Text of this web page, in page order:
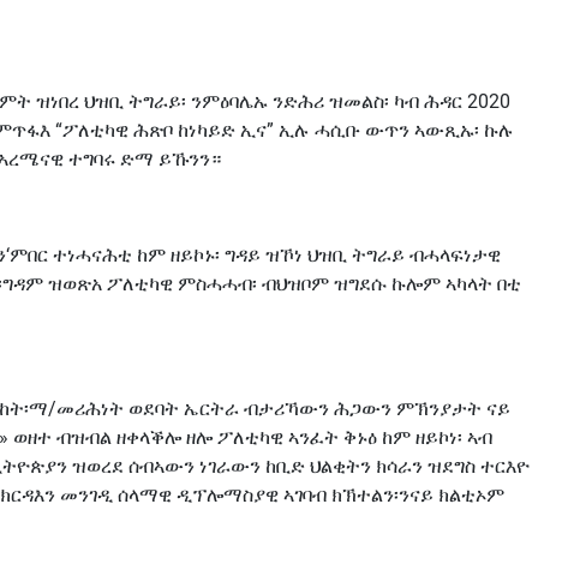
ህዝቢ ትግራይ፡ ንምዕባሌኡ ንድሕሪ ዝመልስ፡ ካብ ሕዳር 2020
“ፖለቲካዊ ሕጽቦ ከነካይድ ኢና” ኢሉ ሓሲቡ ውጥን ኣውጺኡ፡ ኩሉ
ተግባሩ ድማ ይኹንን።
ተነሓናሕቲ ከም ዘይኮኑ፡ ግዳይ ዝኾነ ህዝቢ ትግራይ ብሓላፍነታዊ
ዝወጽአ ፖለቲካዊ ምስሓሓብ፡ ብህዝቦም ዝግደሱ ኩሎም ኣካላት በቲ
መሪሕነት ወደባት ኤርትራ ብታሪኻውን ሕጋውን ምኽንያታት ናይ
ብዝብል ዘቀላቕሎ ዘሎ ፖለቲካዊ ኣንፈት ቅኑዕ ከም ዘይኮነ፡ ኣብ
ዝወረደ ሰብኣውን ነገራውን ከቢድ ህልቂትን ክሳራን ዝደግስ ተርእዮ
መንገዲ ሰላማዊ ዲፕሎማስያዊ ኣገባብ ክኽተልን፡ንናይ ክልቲኦም